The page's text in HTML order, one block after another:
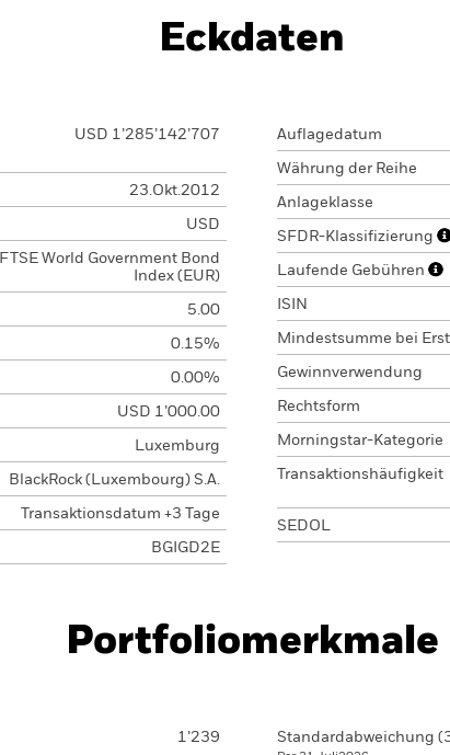
Eckdaten
USD 1’285’142’707
23.Okt.2012
USD
FTSE World Government Bond
Index (EUR)
5.00
0.15%
0.00%
USD 1’000.00
Luxemburg
BlackRock (Luxembourg) S.A.
Transaktionsdatum +3 Tage
BGIGD2E
Auflagedatum
Währung der Reihe
Anlageklasse
SFDR-Klassifizierung
Laufende Gebühren
ISIN
Mindestsumme bei
Gewinnverwendung
Rechtsform
Morningstar-Kategorie
Transaktionshäufigkeit
SEDOL
Portfoliomerkmale
1’239 Standardabweichung